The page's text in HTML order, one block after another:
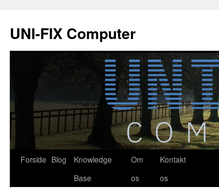
indhold
UNI-FIX Computer
Forside Blog
Knowledge
Base
Om
os
Kontakt
os